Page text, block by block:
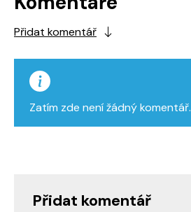
Přidat komentář
Zatím zde není žádný komentář.
Přidat komentář